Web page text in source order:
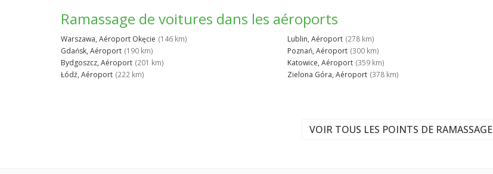
Ramassage de voitures dans les aéroports
Warszawa, Aéroport Okęcie (146 km)
Gdańsk, Aéroport (190 km)
Bydgoszcz, Aéroport (201 km)
Łódź, Aéroport (222 km)
Lublin, Aéroport (278 km)
Poznań, Aéroport (300 km)
Katowice, Aéroport (359 km)
Zielona Góra, Aéroport (378 km)
VOIR TOUS LES POINTS DE RAMASSAGE